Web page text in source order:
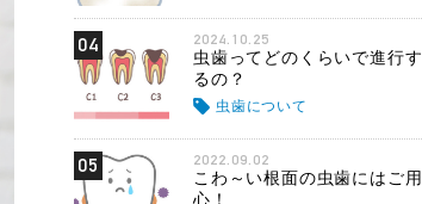
04 2024.10.25
虫歯ってどのくらいで進行す
るの？
虫歯について
05 2022.09.02
こわ～い根面の虫歯にはご用
心！